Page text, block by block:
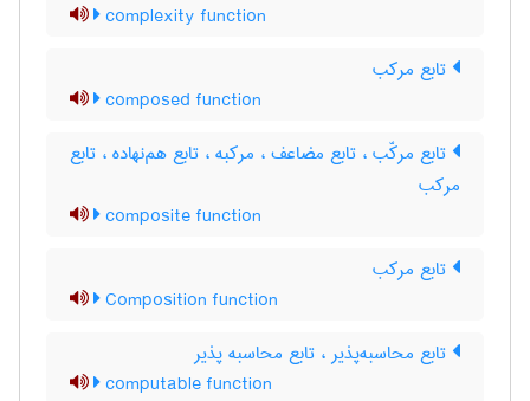
complexity function
تابع مرکب
composed function
تابع مرکّب ، تابع مضاعف ، مرکبه ، تابع هم‌نهاده ، تابع
مرکب
composite function
تابع مرکب
Composition function
تابع محاسبه‌پذیر ، تابع محاسبه پذیر
computable function